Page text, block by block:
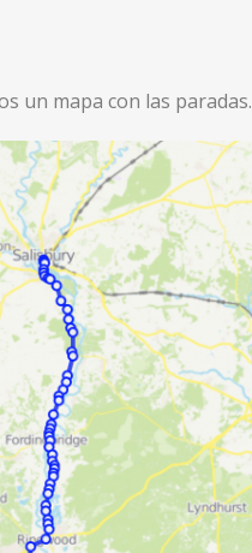
un mapa con las paradas.